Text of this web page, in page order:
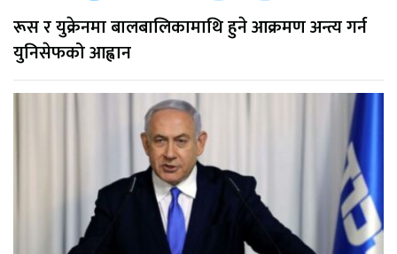
रूस र युक्रेनमा बालबालिकामाथि हुने आक्रमण अन्त्य गर्न
युनिसेफको आह्वान